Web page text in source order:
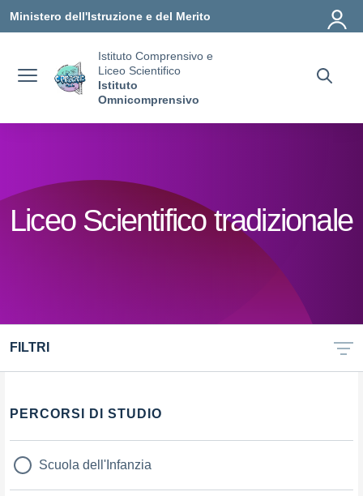
Ministero dell'Istruzione e del Merito
Istituto Comprensivo e
Liceo Scientifico
Istituto
Omnicomprensivo
Liceo Scientifico tradizionale
FILTRI
PERCORSI DI STUDIO
Scuola dell'Infanzia